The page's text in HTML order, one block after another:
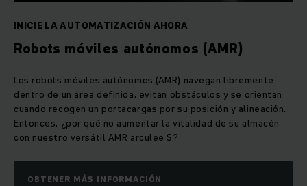
INICIE LA AUTOMATIZACIÓN AHORA
Robots móviles autónomos (AMR)
Los robots móviles autónomos (AMR) navegan libremente
dentro de un área definida, evitan obstáculos y se orientan
cuando recogen un portacargas por su posición y alineación.
Entonces, ¿por qué no aumentar la vitalidad de su almacén
con nuestro versátil AMR arculee S?
OBTENER MÁS INFORMACIÓN